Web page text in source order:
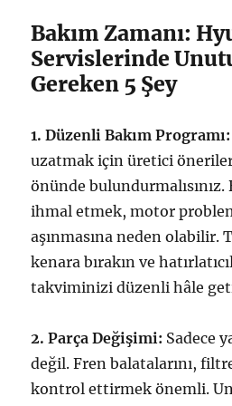
Bakım Zamanı:
Servislerinde
Gereken 5 Şey
1. Düzenli Bakım Programı:
uzatmak için üretici
önünde
ihmal etmek, motor
aşınmasına neden
kenara bırakın ve
takviminizi düzenli hâle
2. Parça Değişimi: Sadece
değil. Fren balatalarını,
kontrol ettirmek önemli.